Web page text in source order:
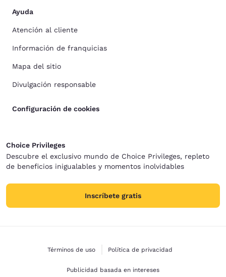
Ayuda
Atención al cliente
Información de franquicias
Mapa del sitio
Divulgación responsable
Configuración de cookies
Choice Privileges
Descubre el exclusivo mundo de Choice Privileges, repleto
de beneficios inigualables y momentos inolvidables
Inscríbete gratis
Términos de uso Política de privacidad
Publicidad basada en intereses